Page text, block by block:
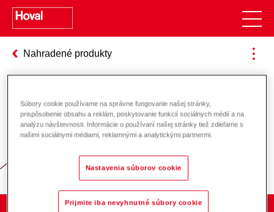
Nahradené produkty
Zodpovednosť za energiu a životné
prostredie
Súbory cookie používame na správne fungovanie našej stránky,
prispôsobenie obsahu a reklám, poskytovanie funkcií sociálnych médií a na
analýzu návštevnosti. Informácie o používaní našej stránky tiež zdieľame s
našimi sociálnymi médiami, reklamnými a analytickými partnermi.
Nastavenia súborov cookie
Prijmite iba nevyhnutné súbory cookie